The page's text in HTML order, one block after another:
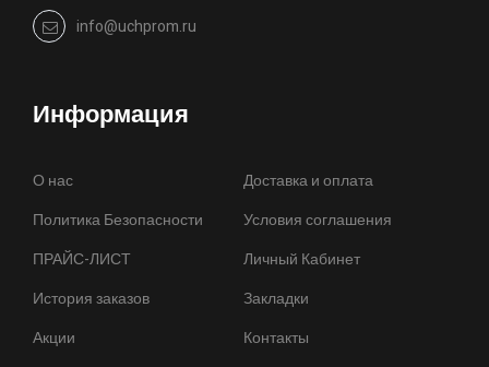
info@uchprom.ru
Информация
О нас
Доставка и оплата
Политика Безопасности
Условия соглашения
ПРАЙС-ЛИСТ
Личный Кабинет
История заказов
Закладки
Акции
Контакты